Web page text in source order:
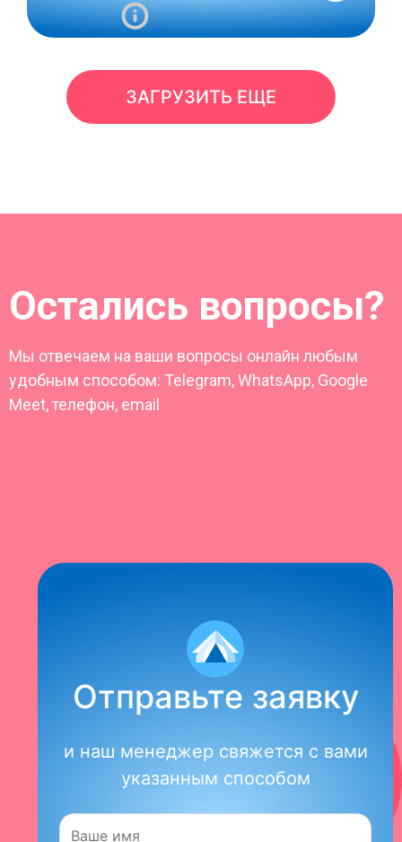
ЗАГРУЗИТЬ ЕЩЕ
Остались вопросы?
Мы отвечаем на ваши вопросы онлайн любым
удобным способом: Telegram, WhatsApp, Google
Meet, телефон, email
Отправьте заявку
и наш менеджер свяжется с вами
указанным способом
Имя: